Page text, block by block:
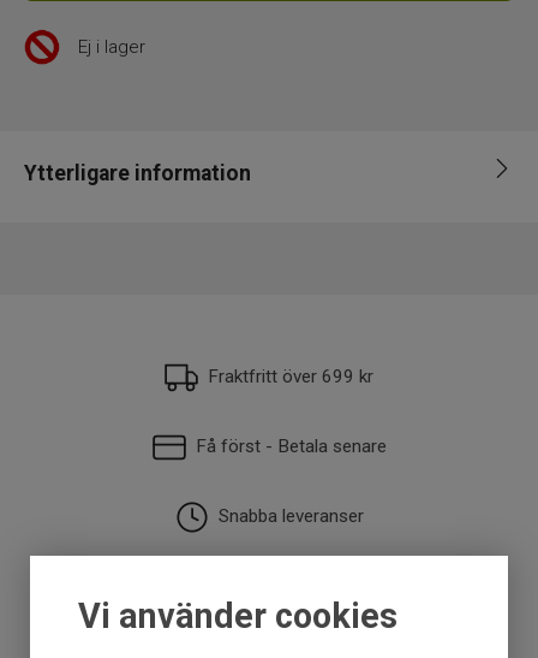
Vi använder cookies
Ej i lager
Ytterligare information
Fraktfritt över 699 kr
Få först - Betala senare
Snabba leveranser